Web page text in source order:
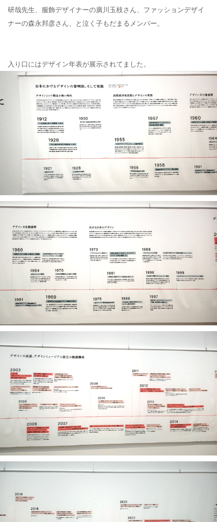
研哉先生、服飾デザイナーの廣川玉枝さん、ファッションデザイ
ナーの森永邦彦さん、と泣く子もだまるメンバー。
入り口にはデザイン年表が展示されてました。